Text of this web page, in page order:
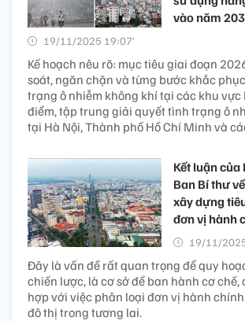
vào năm
19/11/2025 19:07’
Kế hoạch nêu rõ: mục tiêu giai đoạn
soát, ngăn chặn và từng bước khắc
trạng ô nhiễm không khí tại các khu vực
điểm, tập trung giải quyết tình trạng ô
tại Hà Nội, Thành phố Hồ Chí Minh và
Kết luận của
Ban Bí thư
xây dựng
đơn vị hành
19/11/
Đây là vấn đề rất quan trọng để quy
chiến lược, là cơ sở để ban hành cơ chế,
hợp với việc phân loại đơn vị hành
đô thị trong tương lai.